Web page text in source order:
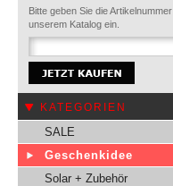
Bitte geben Sie die
unserem Katalog ein.
KATEGORIEN
SALE
Geschenkidee
Solar + Zubehör